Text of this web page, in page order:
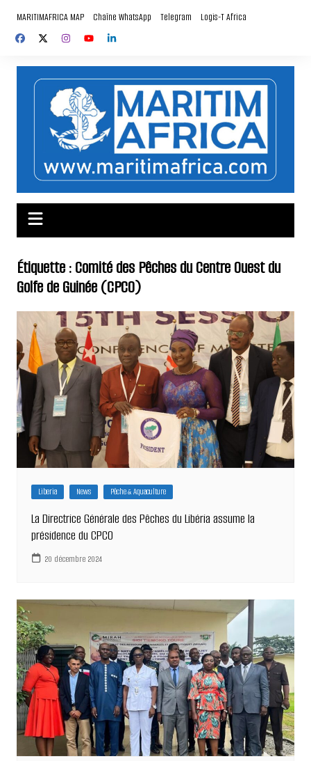
contenu
MARITIMAFRICA MAP Chaîne WhatsApp Telegram Logis-T Africa
Étiquette :Comité des Pêches du Centre Ouest du
Golfe de Guinée (CPCO)
Liberia News Pêche & Aquaculture
La Directrice Générale des Pêches du Libéria assume la
présidence du CPCO
20 décembre 2024